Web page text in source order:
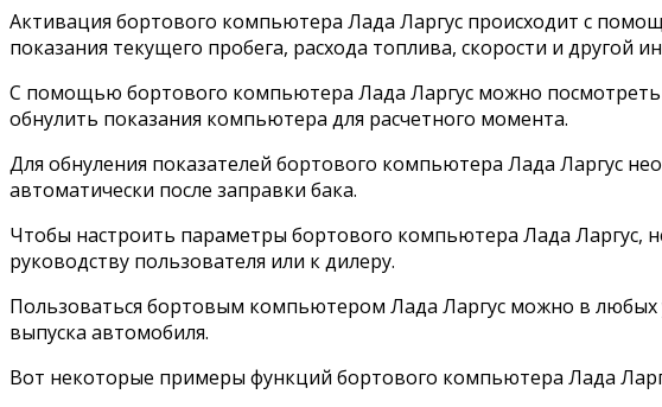
Активация бортового компьютера Лада Ларгус происходит с
показания текущего пробега, расхода топлива, скорости и другой
С помощью бортового компьютера Лада Ларгус можно
обнулить показания компьютера для расчетного момента.
Для обнуления показателей бортового компьютера Лада Ларгус
автоматически после заправки бака.
Чтобы настроить параметры бортового компьютера Лада
руководству пользователя или к дилеру.
Пользоваться бортовым компьютером Лада Ларгус можно в любых
выпуска автомобиля.
Вот некоторые примеры функций бортового компьютера Лада